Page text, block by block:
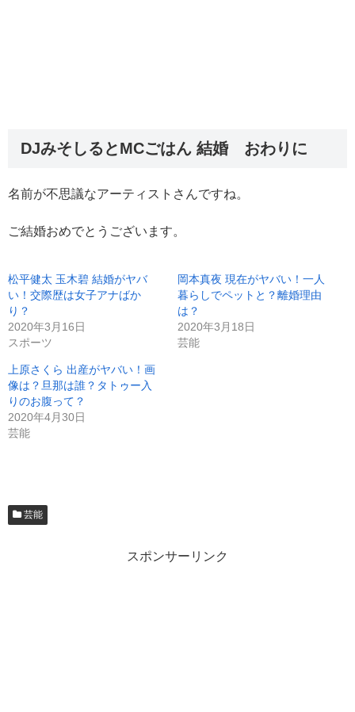
DJみそしるとMCごはん 結婚 おわりに
名前が不思議なアーティストさんですね。
ご結婚おめでとうございます。
松平健太 玉木碧 結婚がヤバ
い！交際歴は女子アナばか
り？
2020年3月16日
スポーツ
岡本真夜 現在がヤバい！一人
暮らしでペットと？離婚理由
は？
2020年3月18日
芸能
上原さくら 出産がヤバい！画
像は？旦那は誰？タトゥー入
りのお腹って？
2020年4月30日
芸能
芸能
スポンサーリンク